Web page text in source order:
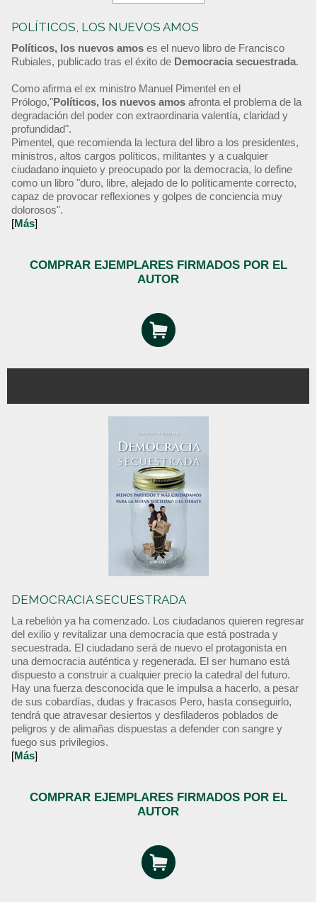
POLÍTICOS, LOS NUEVOS AMOS
Políticos, los nuevos amos es el nuevo libro de Francisco
Rubiales, publicado tras el éxito de Democracia secuestrada.
Como afirma el ex ministro Manuel Pimentel en el
Prólogo,"Políticos, los nuevos amos afronta el problema de la
degradación del poder con extraordinaria valentía, claridad y
profundidad".
Pimentel, que recomienda la lectura del libro a los presidentes,
ministros, altos cargos políticos, militantes y a cualquier
ciudadano inquieto y preocupado por la democracia, lo define
como un libro "duro, libre, alejado de lo políticamente correcto,
capaz de provocar reflexiones y golpes de conciencia muy
dolorosos".
[Más]
COMPRAR EJEMPLARES FIRMADOS POR EL
AUTOR
DEMOCRACIA SECUESTRADA
La rebelión ya ha comenzado. Los ciudadanos quieren regresar
del exilio y revitalizar una democracia que está postrada y
secuestrada. El ciudadano será de nuevo el protagonista en
una democracia auténtica y regenerada. El ser humano está
dispuesto a construir a cualquier precio la catedral del futuro.
Hay una fuerza desconocida que le impulsa a hacerlo, a pesar
de sus cobardías, dudas y fracasos Pero, hasta conseguirlo,
tendrá que atravesar desiertos y desfiladeros poblados de
peligros y de alimañas dispuestas a defender con sangre y
fuego sus privilegios.
[Más]
COMPRAR EJEMPLARES FIRMADOS POR EL
AUTOR